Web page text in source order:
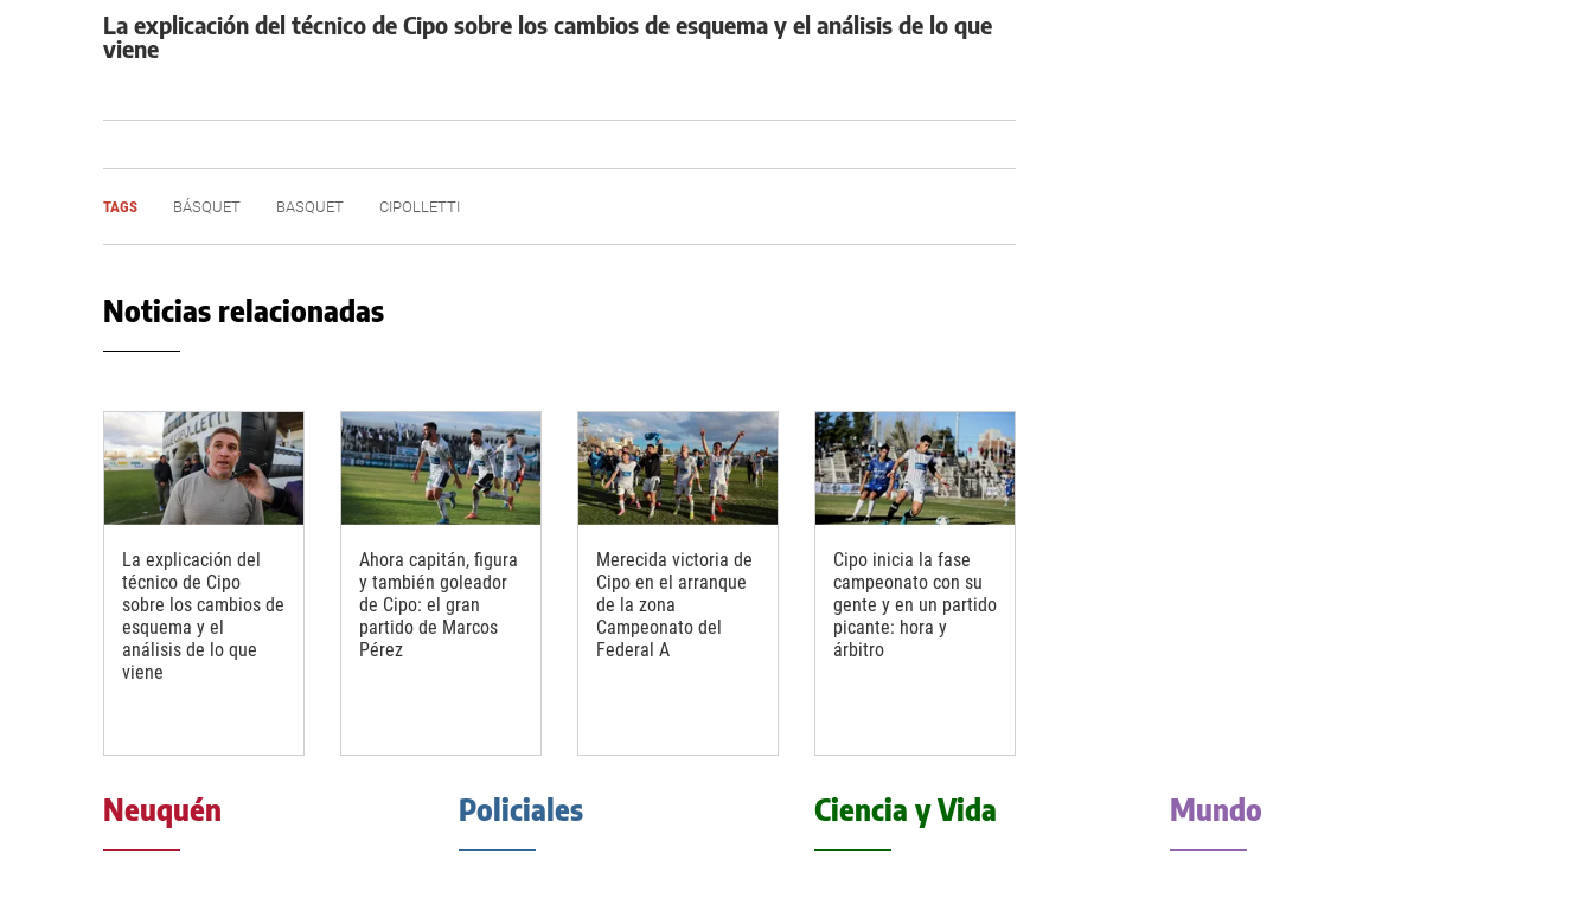
La explicación del técnico de Cipo sobre los cambios de esquema y el análisis de lo que
viene
TAGS BÁSQUET BASQUET CIPOLLETTI
Noticias relacionadas
La explicación del
técnico de Cipo
sobre los cambios de
esquema y el
análisis de lo que
viene
Ahora capitán, figura
y también goleador
de Cipo: el gran
partido de Marcos
Pérez
Merecida victoria de
Cipo en el arranque
de la zona
Campeonato del
Federal A
Cipo inicia la fase
campeonato con su
gente y en un partido
picante: hora y
árbitro
Neuquén Policiales Ciencia y Vida Mundo